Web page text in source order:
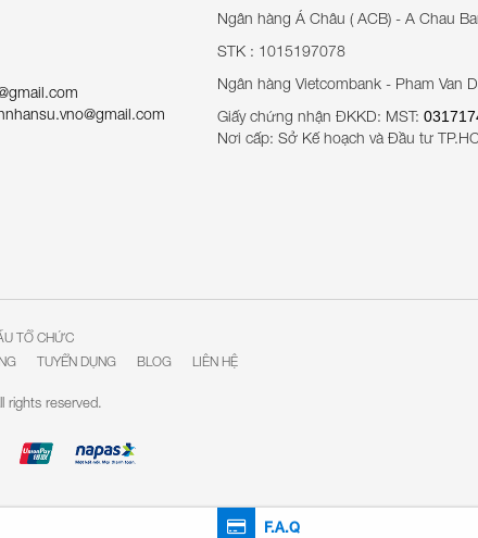
Ngân hàng Á Châu ( ACB) - A Chau
STK : 1015197078
Ngân hàng Vietcombank - Pham Van
Giấy chứng nhận ĐKKD: MST:
Nơi cấp: Sở Kế hoạch và Đầu tư
TỔ CHỨC
TUYỂN DỤNG BLOG LIÊN HỆ
rights reserved.
F.A.Q